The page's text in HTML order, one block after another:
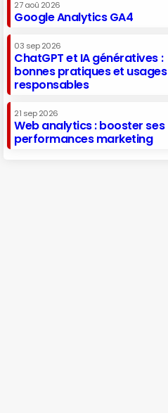
27 aoû 2026
Google Analytics GA4
03 sep 2026
ChatGPT et IA génératives :
bonnes pratiques et usages
responsables
21 sep 2026
Web analytics : booster ses
performances marketing